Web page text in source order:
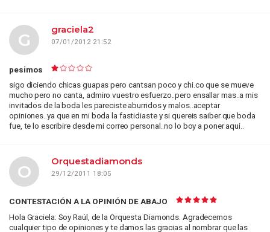
graciela2
07/01/2012 21:52
G
pesimos
sigo diciendo chicas guapas pero cantsan poco y chi.co que se mueve
mucho pero no canta, admiro vuestro esfuerzo..pero ensallar mas..a mis
invitados de la boda les pareciste aburridos y malos..aceptar
opiniones..ya que en mi boda la fastidiaste y si quereis saiber que boda
fue, te lo escribire desde mi correo personal..no lo boy a poner aqui..
Orquestadiamonds
29/12/2011 18:05
O
CONTESTACIÓN A LA OPINIÓN DE ABAJO
Hola Graciela: Soy Raúl, de la Orquesta Diamonds. Agradecemos
cualquier tipo de opiniones y te damos las gracias al nombrar que las